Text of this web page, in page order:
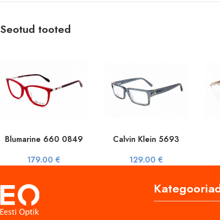
Seotud tooted
Blumarine 660 0849
179.00€
Calvin Klein 5693
129.00€